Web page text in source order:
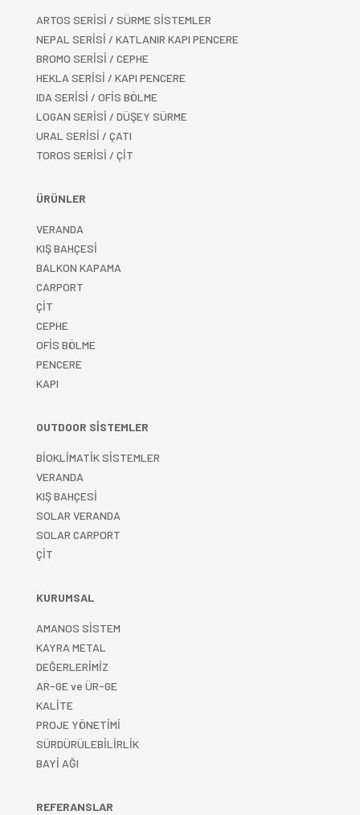
ARTOS SERİSİ / SÜRME SİSTEMLER
NEPAL SERİSİ / KATLANIR KAPI PENCERE
BROMO SERİSİ / CEPHE
HEKLA SERİSİ / KAPI PENCERE
IDA SERİSİ / OFİS BÖLME
LOGAN SERİSİ / DÜŞEY SÜRME
URAL SERİSİ / ÇATI
TOROS SERİSİ / ÇİT
ÜRÜNLER
VERANDA
KIŞ BAHÇESİ
BALKON KAPAMA
CARPORT
ÇİT
CEPHE
OFİS BÖLME
PENCERE
KAPI
OUTDOOR SİSTEMLER
BİOKLİMATİK SİSTEMLER
VERANDA
KIŞ BAHÇESİ
SOLAR VERANDA
SOLAR CARPORT
ÇİT
KURUMSAL
AMANOS SİSTEM
KAYRA METAL
DEĞERLERİMİZ
AR-GE ve ÜR-GE
KALİTE
PROJE YÖNETİMİ
SÜRDÜRÜLEBİLİRLİK
BAYİ AĞI
REFERANSLAR